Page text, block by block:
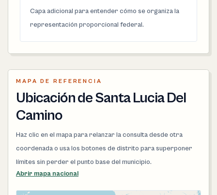
Capa adicional para entender cómo se organiza la
representación proporcional federal.
MAPA DE REFERENCIA
Ubicación de Santa Lucia Del
Camino
Haz clic en el mapa para relanzar la consulta desde otra
coordenada o usa los botones de distrito para superponer
límites sin perder el punto base del municipio.
Abrir mapa nacional